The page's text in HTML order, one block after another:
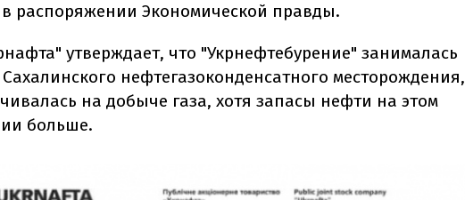
в распоряжении Экономической правды.
утверждает, что "Укрнефтебурение" занималась
нефтегазоконденсатного месторождения,
на добыче газа, хотя запасы нефти на этом
больше.